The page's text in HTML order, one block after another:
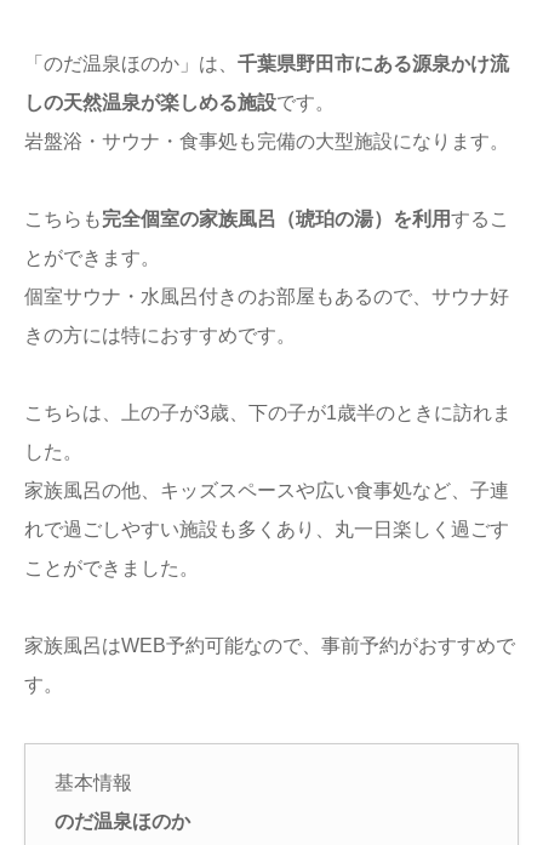
「のだ温泉ほのか」は、 千葉県野田市にある源泉かけ流
しの天然温泉が楽しめる施設です。
岩盤浴・サウナ・食事処も完備の大型施設になります。
こちらも完全個室の家族風呂（琥珀の湯）を利用するこ
とができます。
個室サウナ・水風呂付きのお部屋もあるので、サウナ好
きの方には特におすすめです。
こちらは、上の子が3歳、下の子が1歳半のときに訪れま
した。
家族風呂の他、キッズスペースや広い食事処など、子連
れで過ごしやすい施設も多くあり、丸一日楽しく過ごす
ことができました。
家族風呂はWEB予約可能なので、事前予約がおすすめで
す。
基本情報
のだ温泉ほのか